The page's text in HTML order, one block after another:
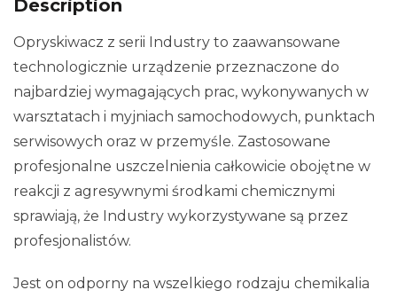
Description
Opryskiwacz z serii Industry to zaawansowane
technologicznie urządzenie przeznaczone do
najbardziej wymagających prac, wykonywanych w
warsztatach i myjniach samochodowych, punktach
serwisowych oraz w przemyśle. Zastosowane
profesjonalne uszczelnienia całkowicie obojętne w
reakcji z agresywnymi środkami chemicznymi
sprawiają, że Industry wykorzystywane są przez
profesjonalistów.
Jest on odporny na wszelkiego rodzaju chemikalia